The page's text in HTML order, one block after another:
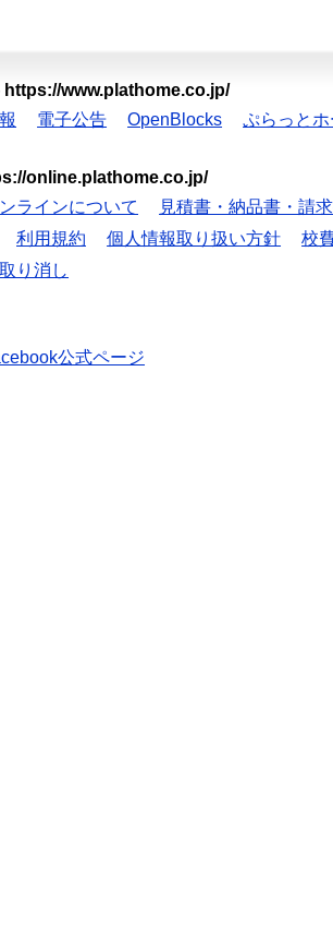
https://www.plathome.co.jp/
電子公告 OpenBlocks ぷらっと
online.plathome.co.jp/
ラインについて 見積書・納品書・請
利用規約 個人情報取り扱い方針 校
り消し
公式ページ